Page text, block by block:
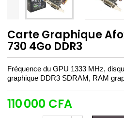
Carte Graphique
730 4Go DDR3
Fréquence du GPU 1333 MHz,
graphique DDR3 SDRAM, RAM
110 000 CFA